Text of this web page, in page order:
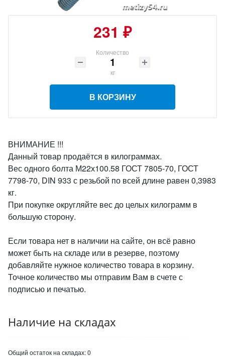
231 ₽
Количество
кг
В КОРЗИНУ
ВНИМАНИЕ !!!
Данный товар продаётся в килограммах.
Вес одного болта М22х100.58 ГОСТ 7805-70, ГОСТ
7798-70, DIN 933 с резьбой по всей длине равен 0,3983
кг.
При покупке округляйте вес до целых килограмм в
большую сторону.
Если товара нет в наличии на сайте, он всё равно
может быть на складе или в резерве, поэтому
добавляйте нужное количество товара в корзину.
Точное количество мы отправим Вам в счете с
подписью и печатью.
Наличие на складах
Общий остаток на складах:0